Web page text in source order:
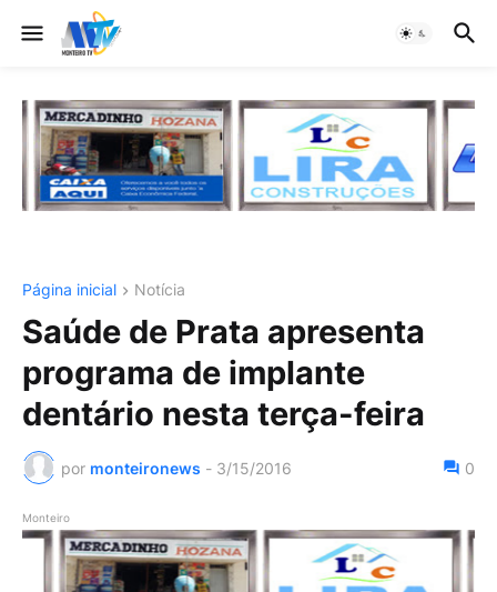
Página inicial Notícia
Saúde de Prata apresenta
programa de implante
dentário nesta terça-feira
por monteironews - 3/15/2016 0
Monteiro